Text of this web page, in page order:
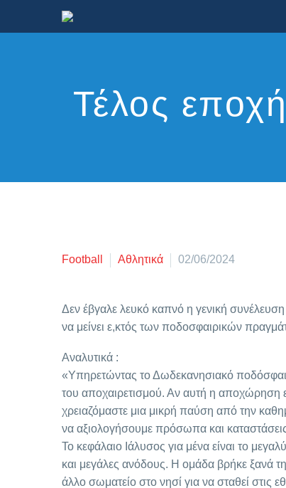
Τέλος
Football Αθλητικά 02/06/2024
Δεν έβγαλε λευκό καπνό η γενική
να μείνει ε,κτός των ποδοσφαιρικών
Αναλυτικά :
«Υπηρετώντας το Δωδεκανησιακό
του αποχαιρετισμού. Αν αυτή η αποχώρηση
χρειαζόμαστε μια μικρή παύση από την
να αξιολογήσουμε πρόσωπα και
Το κεφάλαιο Ιάλυσος για μένα είναι το
και μεγάλες ανόδους. Η ομάδα βρήκε ξανά
άλλο σωματείο στο νησί για να σταθεί στις